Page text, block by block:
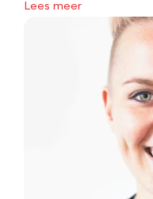
Lees meer